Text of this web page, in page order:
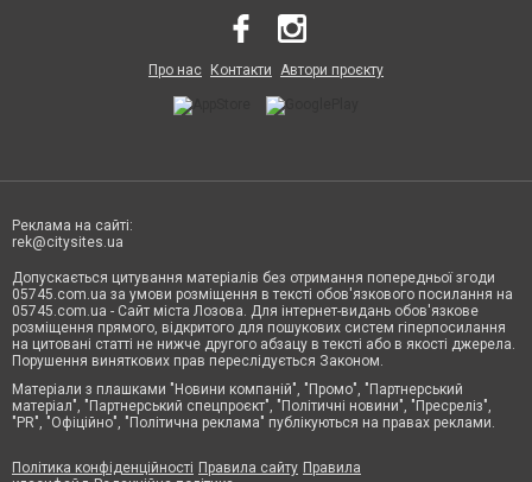
Про нас Контакти Автори проєкту
Реклама на сайті:
rek@citysites.ua
Допускається цитування матеріалів без отримання попередньої згоди
05745.com.ua за умови розміщення в тексті обов'язкового посилання на
05745.com.ua - Сайт міста Лозова. Для інтернет-видань обов'язкове
розміщення прямого, відкритого для пошукових систем гіперпосилання
на цитовані статті не нижче другого абзацу в тексті або в якості джерела.
Порушення виняткових прав переслідується Законом.
Матеріали з плашками "Новини компаній", "Промо", "Партнерський
матеріал", "Партнерський спецпроєкт", "Політичні новини", "Пресреліз",
"PR", "Офіційно", "Політична реклама" публікуються на правах реклами.
Політика конфіденційності Правила сайту Правила